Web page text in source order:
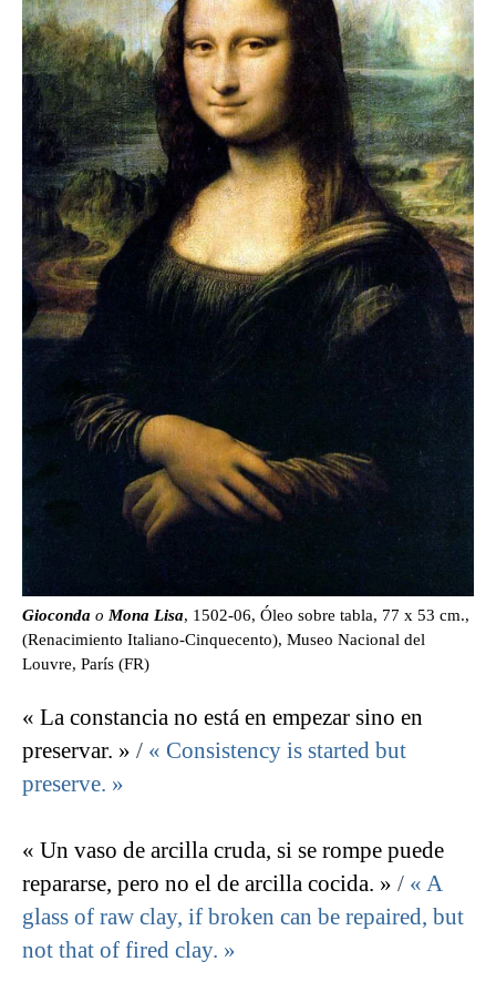
Gioconda o Mona Lisa, 1502-06, Óleo sobre tabla, 77 x 53 cm.,
(Renacimiento Italiano-Cinquecento), Museo Nacional del
Louvre, París (FR)
« La constancia no está en empezar sino en
preservar. » / « Consistency is started but
preserve. »
« Un vaso de arcilla cruda, si se rompe puede
repararse, pero no el de arcilla cocida. » / « A
glass of raw clay, if broken can be repaired, but
not that of fired clay. »